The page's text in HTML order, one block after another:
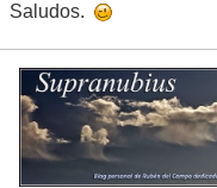
Saludos.